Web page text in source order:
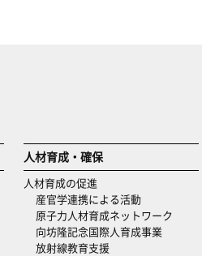
人材育成・確保
人材育成の促進
産官学連携による活動
原子力人材育成ネットワーク
向坊隆記念国際人育成事業
放射線教育支援